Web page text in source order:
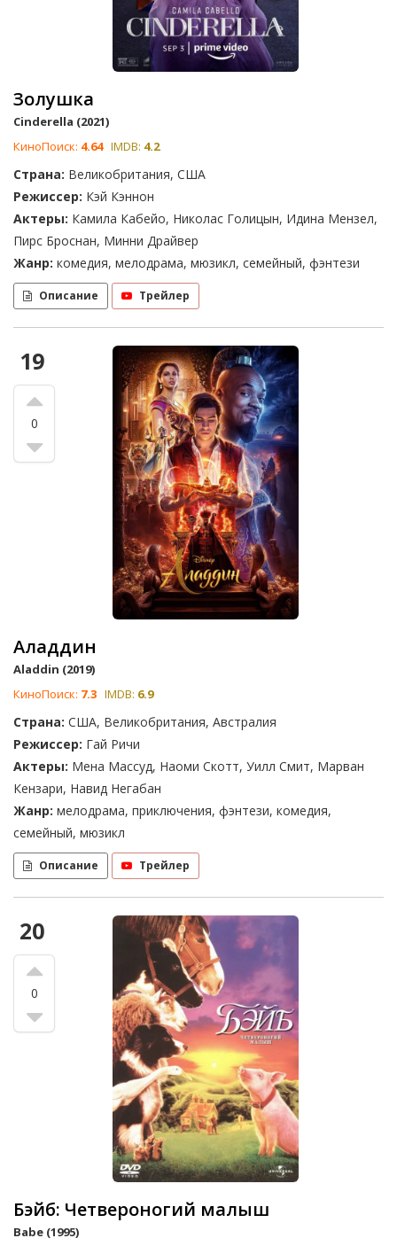
Золушка
Cinderella (2021)
КиноПоиск: 4.64 IMDB: 4.2
Страна: Великобритания, США
Режиссер: Кэй Кэннон
Актеры: Камила Кабейо, Николас Голицын, Идина Мензел,
Пирс Броснан, Минни Драйвер
Жанр: комедия, мелодрама, мюзикл, семейный, фэнтези
Описание Трейлер
19
0
Аладдин
Aladdin (2019)
КиноПоиск: 7.3 IMDB: 6.9
Страна: США, Великобритания, Австралия
Режиссер: Гай Ричи
Актеры: Мена Массуд, Наоми Скотт, Уилл Смит, Марван
Кензари, Навид Негабан
Жанр: мелодрама, приключения, фэнтези, комедия,
семейный, мюзикл
Описание Трейлер
20
0
Бэйб: Четвероногий малыш
Babe (1995)